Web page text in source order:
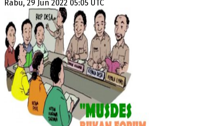
Rabu, 29 Jun 2022 05:05 UTC